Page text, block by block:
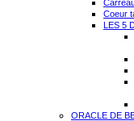
Coeur
LES 5
ORACLE DE